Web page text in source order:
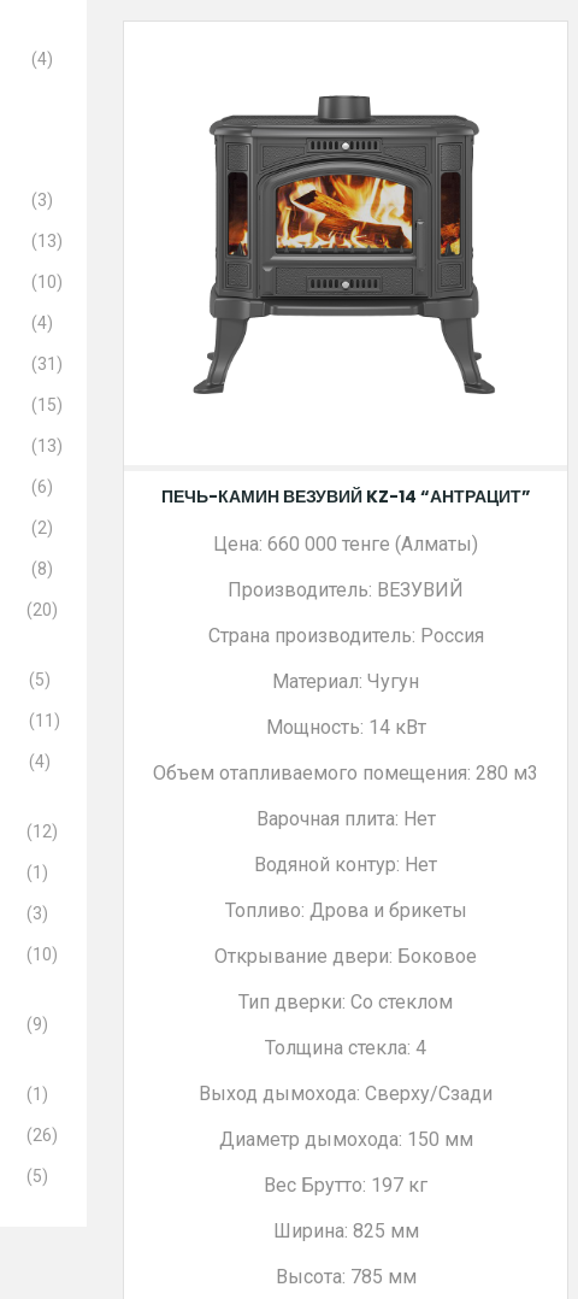
(4)
(3)
(13)
(10)
(4)
(31)
(15)
(13)
(6)
(2)
(8)
(20)
(5)
(11)
(4)
(12)
(1)
(3)
(10)
(9)
(1)
(26)
(5)
ПЕЧЬ-КАМИН ВЕЗУВИЙ KZ-14 “АНТРАЦИТ”
Цена: 660 000 тенге (Алматы)
Производитель: ВЕЗУВИЙ
Страна производитель: Россия
Материал: Чугун
Мощность: 14 кВт
Объем отапливаемого помещения: 280 м3
Варочная плита: Нет
Водяной контур: Нет
Топливо: Дрова и брикеты
Открывание двери: Боковое
Тип дверки: Со стеклом
Толщина стекла: 4
Выход дымохода: Сверху/Сзади
Диаметр дымохода: 150 мм
Вес Брутто: 197 кг
Ширина: 825 мм
Высота: 785 мм